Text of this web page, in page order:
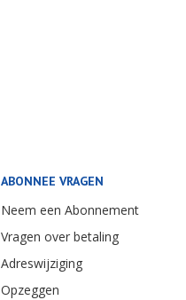
ABONNEE VRAGEN
Neem een Abonnement
Vragen over betaling
Adreswijziging
Opzeggen